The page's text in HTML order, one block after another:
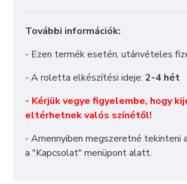
További információk:
- Ezen termék esetén, utánvételes
- A roletta elkészítési ideje: 2-4 hét
- Kérjük vegye figyelembe, hogy
eltérhetnek valós színétől!
- Amennyiben megszeretné tekinteni
a "Kapcsolat" menüpont alatt.